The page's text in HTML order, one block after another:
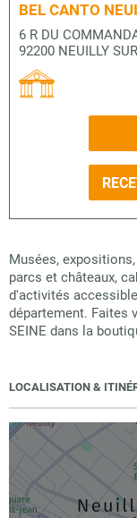
BEL CANTO
6 R DU
92200 NEUILLY
Musées,
parcs et châteaux,
d'activités
département. Faites
SEINE dans la
LOCALISATION &